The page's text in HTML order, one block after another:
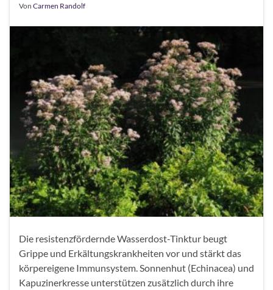
Von Carmen Randolf
Die resistenzfördernde Wasserdost-Tinktur beugt
Grippe und Erkältungskrankheiten vor und stärkt das
körpereigene Immunsystem. Sonnenhut (Echinacea) und
Kapuzinerkresse unterstützen zusätzlich durch ihre